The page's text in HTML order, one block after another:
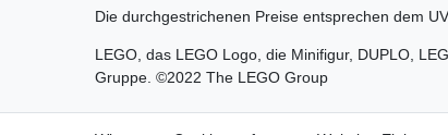
Die durchgestrichenen Preise entsprechen dem
LEGO, das LEGO Logo, die Minifigur, DUPLO,
Gruppe. ©2022 The LEGO Group